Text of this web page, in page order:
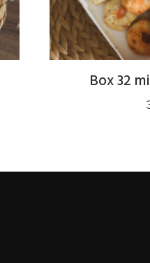
Box 32